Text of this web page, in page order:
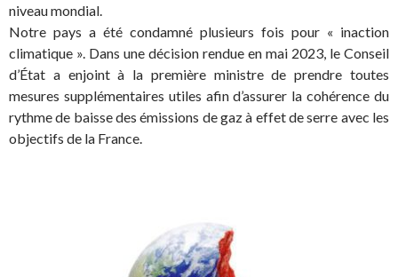
niveau mondial.
Notre pays a été condamné plusieurs fois pour « inaction
climatique ». Dans une décision rendue en mai 2023, le Conseil
d’État a enjoint à la première ministre de prendre toutes
mesures supplémentaires utiles afin d’assurer la cohérence du
rythme de baisse des émissions de gaz à effet de serre avec les
objectifs de la France.